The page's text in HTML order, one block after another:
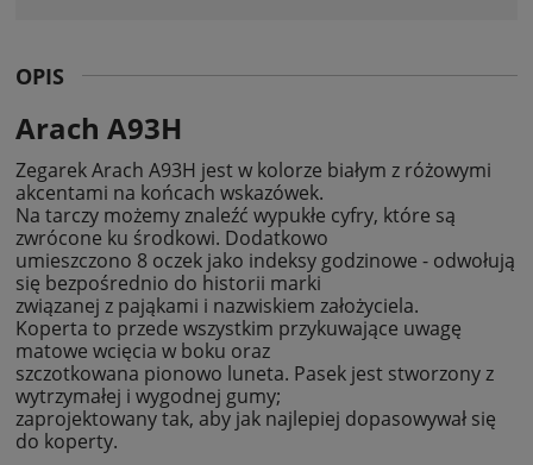
OPIS
Arach A93H
Zegarek Arach A93H jest w kolorze białym z różowymi
akcentami na końcach wskazówek.
Na tarczy możemy znaleźć wypukłe cyfry, które są
zwrócone ku środkowi. Dodatkowo
umieszczono 8 oczek jako indeksy godzinowe - odwołują
się bezpośrednio do historii marki
związanej z pająkami i nazwiskiem założyciela.
Koperta to przede wszystkim przykuwające uwagę
matowe wcięcia w boku oraz
szczotkowana pionowo luneta. Pasek jest stworzony z
wytrzymałej i wygodnej gumy;
zaprojektowany tak, aby jak najlepiej dopasowywał się
do koperty.